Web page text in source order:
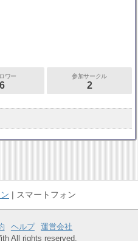
ワー
6
参加サークル
2
スマートフォン
ヘルプ
運営会社
All rights reserved.